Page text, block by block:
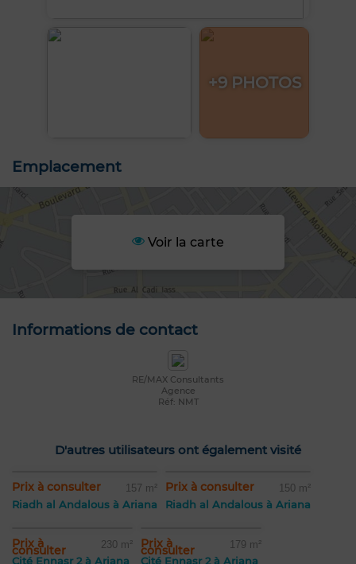
+9 PHOTOS
Emplacement
Voir la carte
Informations de contact
RE/MAX Consultants
Agence
Réf: NMT
D'autres utilisateurs ont également visité
Prix à consulter 157 m²
Riadh al Andalous à Ariana
Prix à consulter 150 m²
Riadh al Andalous à Ariana
Prix à
consulter 230 m²
Cité Ennasr 2 à Ariana
Prix à
consulter 179 m²
Cité Ennasr 2 à Ariana